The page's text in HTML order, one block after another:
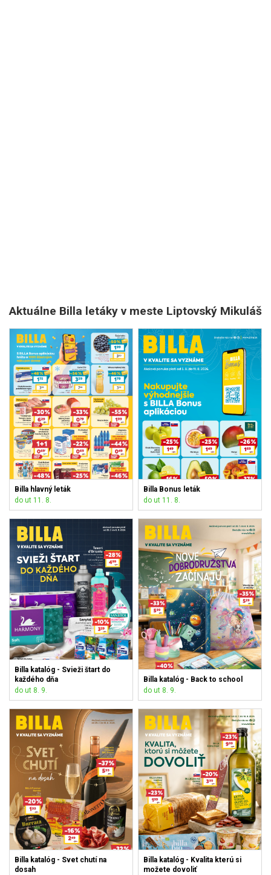
Aktuálne Billa letáky v meste Liptovský Mikuláš
Billa hlavný leták
do ut 11. 8.
Billa Bonus leták
do ut 11. 8.
Billa katalóg - Svieži štart do
každého dňa
do ut 8. 9.
Billa katalóg - Back to school
do ut 8. 9.
Billa katalóg - Svet chutí na
dosah
Billa katalóg - Kvalita kterú si
možete dovoliť